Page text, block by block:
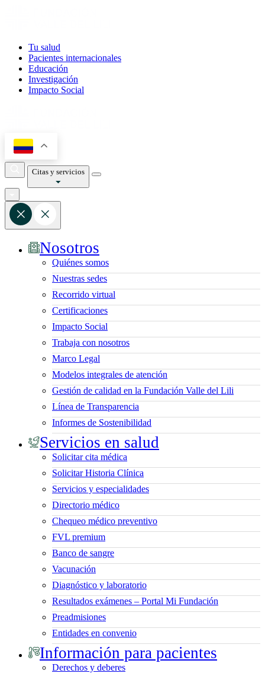
Tu salud
Pacientes internacionales
Educación
Investigación
Impacto Social
Citas y servicios
Nosotros
Quiénes somos
Nuestras sedes
Recorrido virtual
Certificaciones
Impacto Social
Trabaja con nosotros
Marco Legal
Modelos integrales de atención
Gestión de calidad en la Fundación Valle del Lili
Línea de Transparencia
Informes de Sostenibilidad
Servicios en salud
Solicitar cita médica
Solicitar Historia Clínica
Servicios y especialidades
Directorio médico
Chequeo médico preventivo
FVL premium
Banco de sangre
Vacunación
Diagnóstico y laboratorio
Resultados exámenes – Portal Mi Fundación
Preadmisiones
Entidades en convenio
Información para pacientes
Derechos y deberes